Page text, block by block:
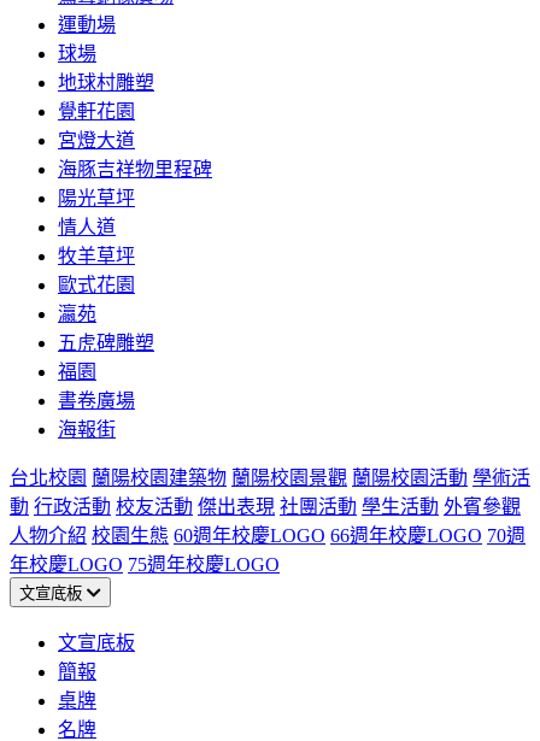
運動場
球場
地球村雕塑
覺軒花園
宮燈大道
海豚吉祥物里程碑
陽光草坪
情人道
牧羊草坪
歐式花園
瀛苑
五虎碑雕塑
福園
書卷廣場
海報街
台北校園 蘭陽校園建築物 蘭陽校園景觀 蘭陽校園活動 學術活
動 行政活動 校友活動 傑出表現 社團活動 學生活動 外賓參觀
人物介紹 校園生態 60週年校慶LOGO 66週年校慶LOGO 70週
年校慶LOGO 75週年校慶LOGO
文宣底板
文宣底板
簡報
桌牌
名牌